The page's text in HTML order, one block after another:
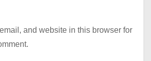
and website in this browser for